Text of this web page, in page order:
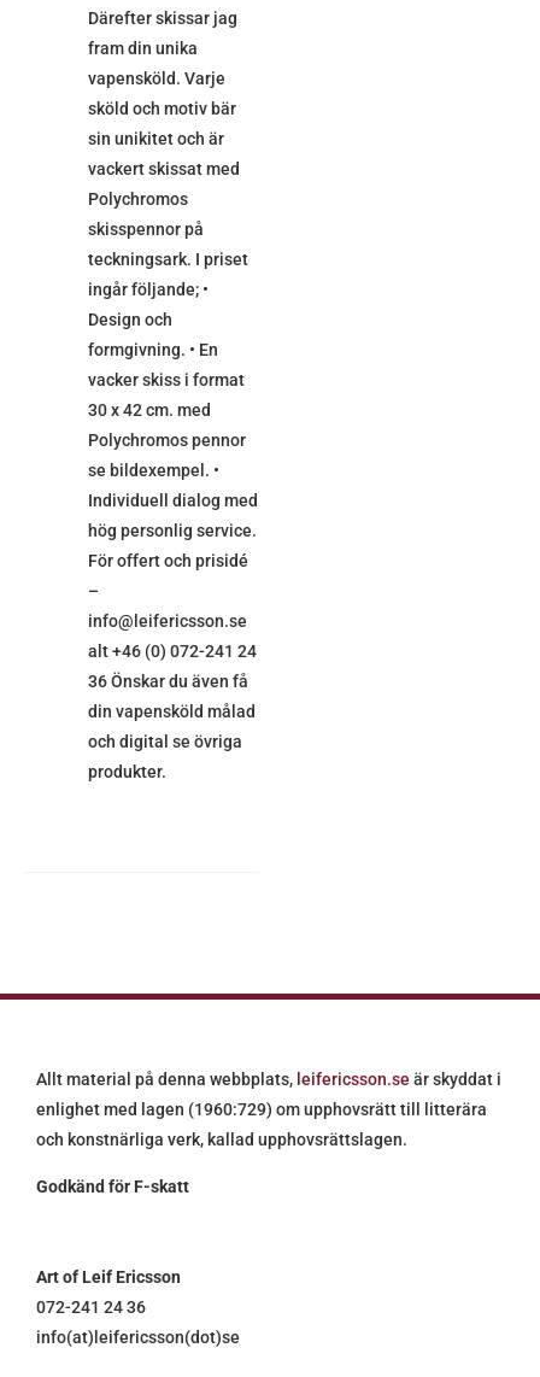
Därefter skissar jag
fram din unika
vapensköld. Varje
sköld och motiv bär
sin unikitet och är
vackert skissat med
Polychromos
skisspennor på
teckningsark. I priset
ingår följande; •
Design och
formgivning. • En
vacker skiss i format
30 x 42 cm. med
Polychromos pennor
se bildexempel. •
Individuell dialog med
hög personlig service.
För offert och prisidé
–
info@leifericsson.se
alt +46 (0) 072-241 24
36 Önskar du även få
din vapensköld målad
och digital se övriga
produkter.
Allt material på denna webbplats, leifericsson.se är skyddat i
enlighet med lagen (1960:729) om upphovsrätt till litterära
och konstnärliga verk, kallad upphovsrättslagen.
Godkänd för F-skatt
Art of Leif Ericsson
072-241 24 36
info(at)leifericsson(dot)se